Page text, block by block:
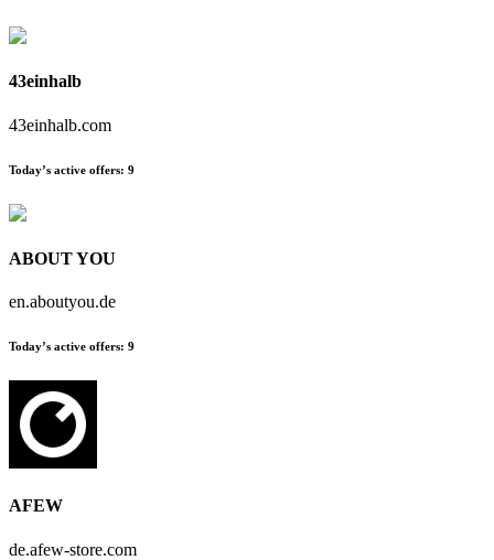
43einhalb
43einhalb.com
Today’s active offers: 9
ABOUT YOU
en.aboutyou.de
Today’s active offers: 9
AFEW
de.afew-store.com